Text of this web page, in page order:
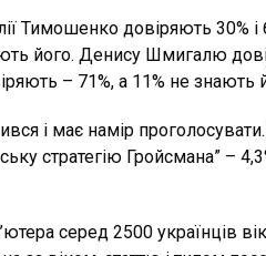
Тимошенко довіряють 30%
його. Денису Шмигалю
– 71%, а 11% не знають
і має намір
стратегію Гройсмана” –
серед 2500 українців